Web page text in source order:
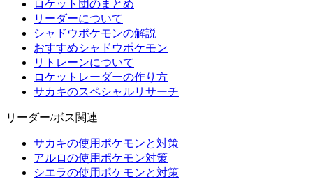
ロケット団のまとめ
リーダーについて
シャドウポケモンの解説
おすすめシャドウポケモン
リトレーンについて
ロケットレーダーの作り方
サカキのスペシャルリサーチ
リーダー/ボス関連
サカキの使用ポケモンと対策
アルロの使用ポケモン対策
シエラの使用ポケモンと対策